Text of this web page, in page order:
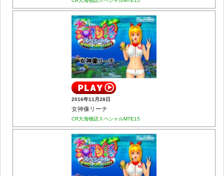
2016年11月28日
女神像リーチ
CR大海物語スペシャルMTE15